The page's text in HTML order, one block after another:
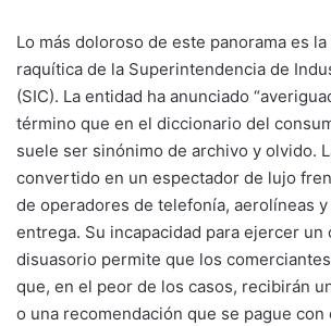
Lo más doloroso de este panorama es
raquítica de la Superintendencia de
(SIC). La entidad ha anunciado
término que en el diccionario del
suele ser sinónimo de archivo y olvido.
convertido en un espectador de lujo
de operadores de telefonía, aerolíneas
entrega. Su incapacidad para ejercer un
disuasorio permite que los
que, en el peor de los casos, recibirán
o una recomendación que se pague